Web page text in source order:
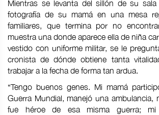
Mientras se levanta del sillón de su
fotografía de su mamá en una mesa
familiares, que termina por no
muestra una donde aparece ella de niña
vestido con uniforme militar, se le
cronista de dónde obtiene tanta
trabajar a la fecha de forma tan ardua.
“Tengo buenos genes. Mi mamá
Guerra Mundial, manejó una ambulancia,
fue héroe de esa misma guerra; mi